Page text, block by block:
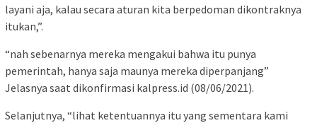
layani aja, kalau secara aturan kita berpedoman dikontraknya
itukan,”.
“nah sebenarnya mereka mengakui bahwa itu punya
pemerintah, hanya saja maunya mereka diperpanjang”
Jelasnya saat dikonfirmasi kalpress.id (08/06/2021).
Selanjutnya, “lihat ketentuannya itu yang sementara kami